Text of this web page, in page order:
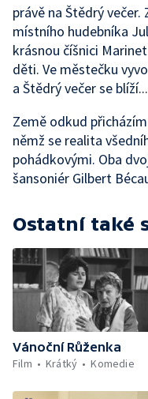
právě na Štědrý
místního hudebníka
krásnou číšnici
děti. Ve městečku
a Štědrý večer se blíží...
Země odkud
němž se realita
pohádkovými. Oba
šansoniér Gilbert
Ostatní také
Vánoční Růženka
Film
Krátký Komedie